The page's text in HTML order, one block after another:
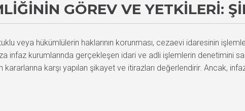
GÖREV VE YETKILERI:
veya hükümlülerin haklarının korunması, cezaevi idaresinin
infaz kurumlarında gerçekleşen idari ve adli işlemlerin denetimini
kararlarına karşı yapılan şikayet ve itirazları değerlendirir. Ancak,